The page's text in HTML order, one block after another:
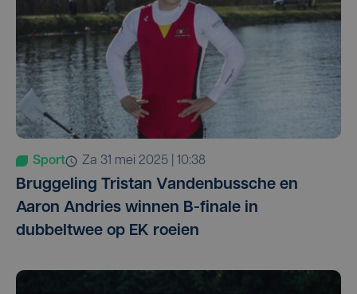
Sport za 31 mei 2025 | 10:38
Bruggeling Tristan Vandenbussche en
Aaron Andries winnen B-finale in
dubbeltwee op EK roeien